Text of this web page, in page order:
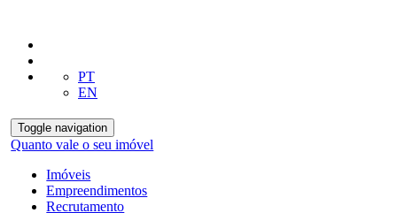
PT
EN
Toggle navigation
Quanto vale o seu imóvel
Imóveis
Empreendimentos
Recrutamento